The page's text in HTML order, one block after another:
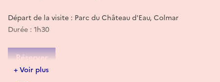
Départ de la visite : Parc du Château d'Eau, Colmar
Durée : 1h30
Réserver
+ Voir plus